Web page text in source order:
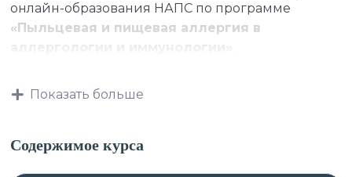
онлайн-образования НАПС по программе
«Пыльцевая и пищевая аллергия в
Показать больше
Содержимое курса